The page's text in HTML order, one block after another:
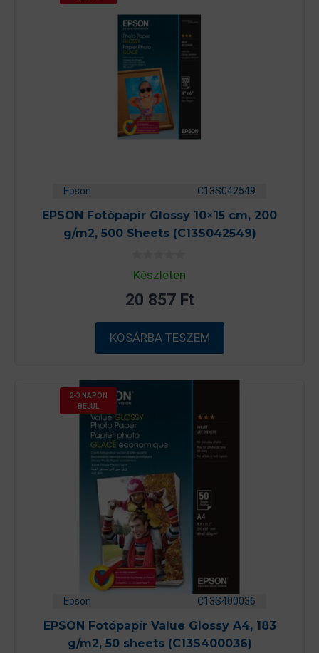
Epson C13S042549
EPSON Fotópapír Glossy 10×15 cm, 200
g/m2, 500 Sheets (C13S042549)
0
a
5
-
ő
l
Készleten
20 857 Ft
KOSÁRBA TESZEM
2-3 NAPON
BELÜL
Epson C13S400036
EPSON Fotópapír Value Glossy A4, 183
g/m2, 50 sheets (C13S400036)